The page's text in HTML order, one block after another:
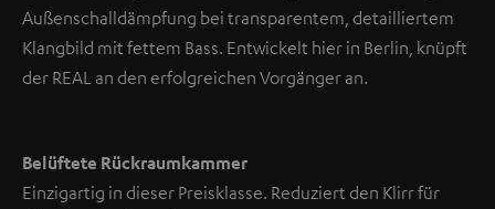
Außenschalldämpfung bei transparentem, detailliertem
Klangbild mit fettem Bass. Entwickelt hier in Berlin, knüpft
der REAL an den erfolgreichen Vorgänger an.
Belüftete Rückraumkammer
Einzigartig in dieser Preisklasse. Reduziert den Klirr für